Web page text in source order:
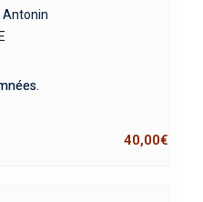
Antonin
40,00€